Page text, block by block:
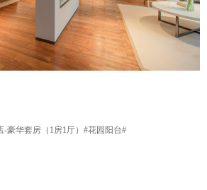
-豪华套房（1房1厅）#花园阳台#